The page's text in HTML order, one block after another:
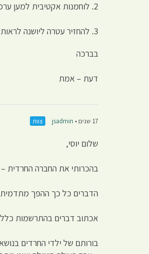
2. לוחמנות אקטיבית למען ערכי היסוד.
3. להחזיר עטרה ליושנה לראות באדם את המודל לקידמה תודעתית, ערכית ומאושרת יותר.
בברכה
דעת – אמת
17 שנים • jsadmin צוות
שלום יוסי,
בהכרותי את החברה החרדית –
הדברים כל כך ההפך מתדמיתם
אכתוב דברים בהתרשמות
בורותם של ילדי החרדים